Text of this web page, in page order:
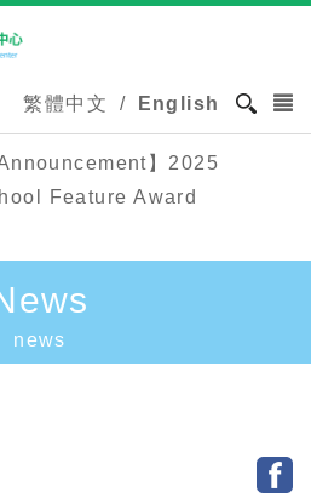
繁體中文 / English
Announcement】2025
Feature Award
news